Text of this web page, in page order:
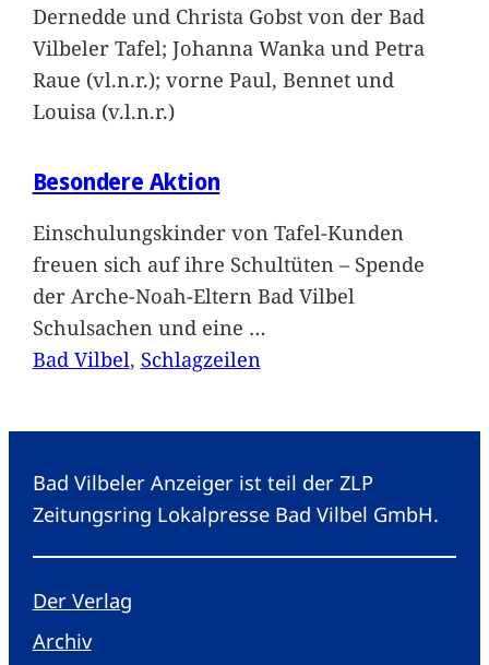
Dernedde und Christa Gobst von der Bad
Vilbeler Tafel; Johanna Wanka und Petra
Raue (vl.n.r.); vorne Paul, Bennet und
Louisa (v.l.n.r.)
Besondere Aktion
Einschulungskinder von Tafel-Kunden
freuen sich auf ihre Schultüten – Spende
der Arche-Noah-Eltern Bad Vilbel
Schulsachen und eine …
Bad Vilbel, Schlagzeilen
Bad Vilbeler Anzeiger ist teil der ZLP
Zeitungsring Lokalpresse Bad Vilbel GmbH.
Der Verlag
Archiv